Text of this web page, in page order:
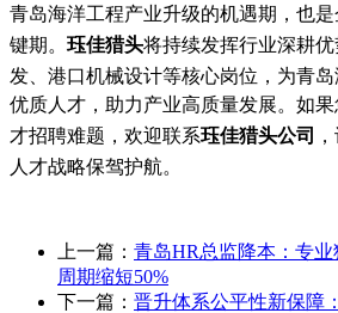
青岛海洋工程产业升级的机遇期，也
键期。 珏佳猎头将持续发挥行业深耕
发、港口机械设计等核心岗位，为青
优质人才，助力产业高质量发展。如
才招聘难题，欢迎联系珏佳猎头公司
人才战略保驾护航。
上一篇： 青岛HR总监降本：专
周期缩短50%
下一篇： 晋升体系公平性新保障